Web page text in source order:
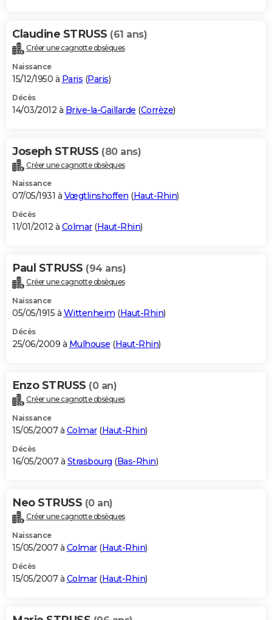
Claudine STRUSS (61 ans)
Créer une cagnotte obsèques
Naissance
15/12/1950 à Paris (Paris)
Décès
14/03/2012 à Brive-la-Gaillarde (Corrèze)
Joseph STRUSS (80 ans)
Créer une cagnotte obsèques
Naissance
07/05/1931 à Vœgtlinshoffen (Haut-Rhin)
Décès
11/01/2012 à Colmar(Haut-Rhin)
Paul STRUSS (94 ans)
Créer une cagnotte obsèques
Naissance
05/05/1915 à Wittenheim (Haut-Rhin)
Décès
25/06/2009 à Mulhouse (Haut-Rhin)
Enzo STRUSS (0 an)
Créer une cagnotte obsèques
Naissance
15/05/2007 à Colmar(Haut-Rhin)
Décès
16/05/2007 à Strasbourg (Bas-Rhin)
Neo STRUSS (0 an)
Créer une cagnotte obsèques
Naissance
15/05/2007 à Colmar(Haut-Rhin)
Décès
15/05/2007 à Colmar(Haut-Rhin)